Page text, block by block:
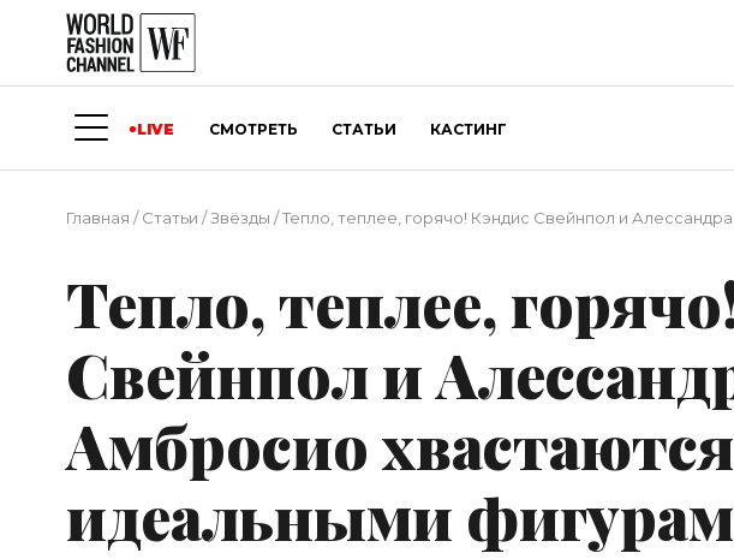
LIVE СМОТРЕТЬ СТАТЬИ КАСТИНГ
Главная /Статьи /Звёзды /Тепло, теплее, горячо! Кэндис Свейнпол и
Тепло, теплее,
Свейнпол и
Амбросио хвастаются
идеальными